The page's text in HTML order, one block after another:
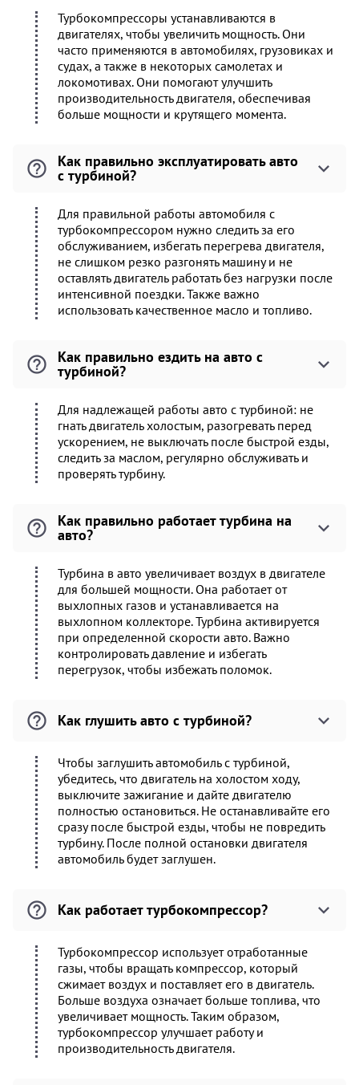
Турбокомпрессоры устанавливаются в
двигателях, чтобы увеличить мощность. Они
часто применяются в автомобилях, грузовиках и
судах, а также в некоторых самолетах и
локомотивах. Они помогают улучшить
производительность двигателя, обеспечивая
больше мощности и крутящего момента.
Как правильно эксплуатировать авто
с турбиной?
Для правильной работы автомобиля с
турбокомпрессором нужно следить за его
обслуживанием, избегать перегрева двигателя,
не слишком резко разгонять машину и не
оставлять двигатель работать без нагрузки после
интенсивной поездки. Также важно
использовать качественное масло и топливо.
Как правильно ездить на авто с
турбиной?
Для надлежащей работы авто с турбиной: не
гнать двигатель холостым, разогревать перед
ускорением, не выключать после быстрой езды,
следить за маслом, регулярно обслуживать и
проверять турбину.
Как правильно работает турбина на
авто?
Турбина в авто увеличивает воздух в двигателе
для большей мощности. Она работает от
выхлопных газов и устанавливается на
выхлопном коллекторе. Турбина активируется
при определенной скорости авто. Важно
контролировать давление и избегать
перегрузок, чтобы избежать поломок.
Как глушить авто с турбиной?
Чтобы заглушить автомобиль с турбиной,
убедитесь, что двигатель на холостом ходу,
выключите зажигание и дайте двигателю
полностью остановиться. Не останавливайте его
сразу после быстрой езды, чтобы не повредить
турбину. После полной остановки двигателя
автомобиль будет заглушен.
Как работает турбокомпрессор?
Турбокомпрессор использует отработанные
газы, чтобы вращать компрессор, который
сжимает воздух и поставляет его в двигатель.
Больше воздуха означает больше топлива, что
увеличивает мощность. Таким образом,
турбокомпрессор улучшает работу и
производительность двигателя.